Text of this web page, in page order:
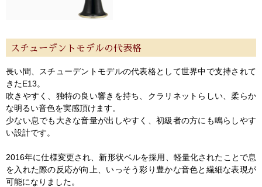
スチューデントモデルの代表格
長い間、スチューデントモデルの代表格として世界中で支持されて
きたE13。
吹きやすく、独特の良い響きを持ち、クラリネットらしい、柔らか
な明るい音色を実感頂けます。
少ない息でも大きな音量が出しやすく、初級者の方にも鳴らしやす
い設計です。
2016年に仕様変更され、新形状ベルを採用、軽量化されたことで息
を入れた際の反応が向上、いっそう彩り豊かな音色と繊細な表現が
可能になりました。